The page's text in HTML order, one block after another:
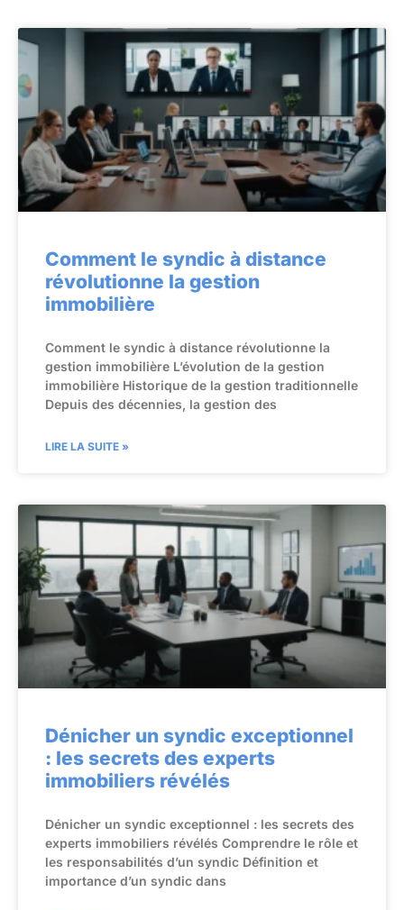
Comment le syndic à distance
révolutionne la gestion
immobilière
Comment le syndic à distance révolutionne la
gestion immobilière L’évolution de la gestion
immobilière Historique de la gestion traditionnelle
Depuis des décennies, la gestion des
LIRE LA SUITE »
Dénicher un syndic exceptionnel
: les secrets des experts
immobiliers révélés
Dénicher un syndic exceptionnel : les secrets des
experts immobiliers révélés Comprendre le rôle et
les responsabilités d’un syndic Définition et
importance d’un syndic dans